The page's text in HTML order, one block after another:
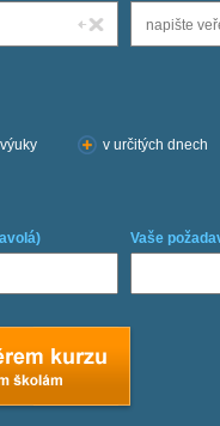
v určitých dnech
Vaše